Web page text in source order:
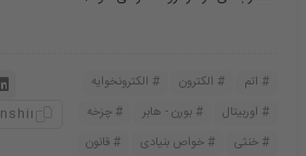
اتم الکترون
الکترونخوایه
اوربیتال
بورن - هابر
چزخه
خنثی
خواص بنیادی
قانون